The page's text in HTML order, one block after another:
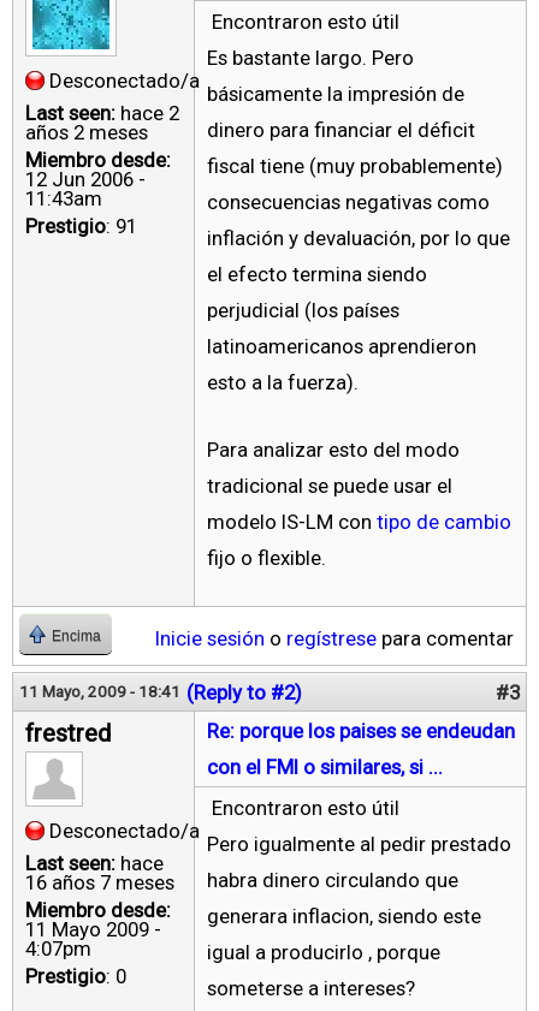
Desconectado/a
Last seen: hace 2
años 2 meses
Miembro desde:
12 Jun 2006 -
11:43am
Prestigio: 91
Encontraron esto útil
Es bastante largo. Pero
básicamente la impresión de
dinero para financiar el déficit
fiscal tiene (muy probablemente)
consecuencias negativas como
inflación y devaluación, por lo que
el efecto termina siendo
perjudicial (los países
latinoamericanos aprendieron
esto a la fuerza).
Para analizar esto del modo
tradicional se puede usar el
modelo IS-LM con tipo de cambio
fijo o flexible.
Encima Inicie sesión o regístrese para comentar
11 Mayo, 2009 - 18:41 (Reply to #2) #3
frestred
Desconectado/a
Last seen: hace
16 años 7 meses
Miembro desde:
11 Mayo 2009 -
4:07pm
Prestigio: 0
Re: porque los paises se endeudan
con el FMI o similares, si ...
Encontraron esto útil
Pero igualmente al pedir prestado
habra dinero circulando que
generara inflacion, siendo este
igual a producirlo , porque
someterse a intereses?